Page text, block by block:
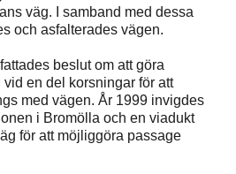
väg. I samband med dessa
och asfalterades vägen.
beslut om att göra
en del korsningar för att
med vägen. År 1999 invigdes
i Bromölla och en viadukt
för att möjliggöra passage